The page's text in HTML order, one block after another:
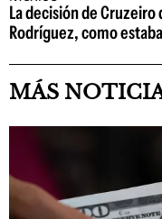
La decisión de
Rodríguez, como
MÁS